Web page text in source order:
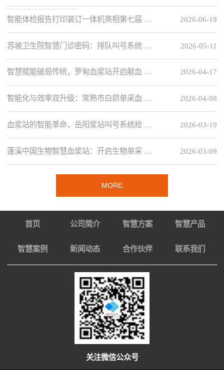
2026-06-19
智能体检报告打印装订一体机亮相第七届 …
2026-05-11
苏坡卫生院智慧门诊密码：排队叫号系统 …
2026-04-17
智慧赋能破局传统，罗甸血浆站开启献血 …
2026-04-08
智能化与效率双升级：常熟市白茆单采血 …
2026-03-19
血浆站的智能革命，岳阳浆站叫号系统抢 …
2026-03-09
蓬溪中国生物智慧血浆站：开启生物单采 …
MORE
首页 公司简介 智慧方案 智慧产品
智慧案例 新闻动态 合作伙伴 联系我们
关注微信公众号